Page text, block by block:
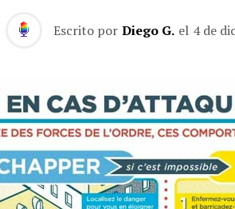
Escrito por Diego G. el 4 de